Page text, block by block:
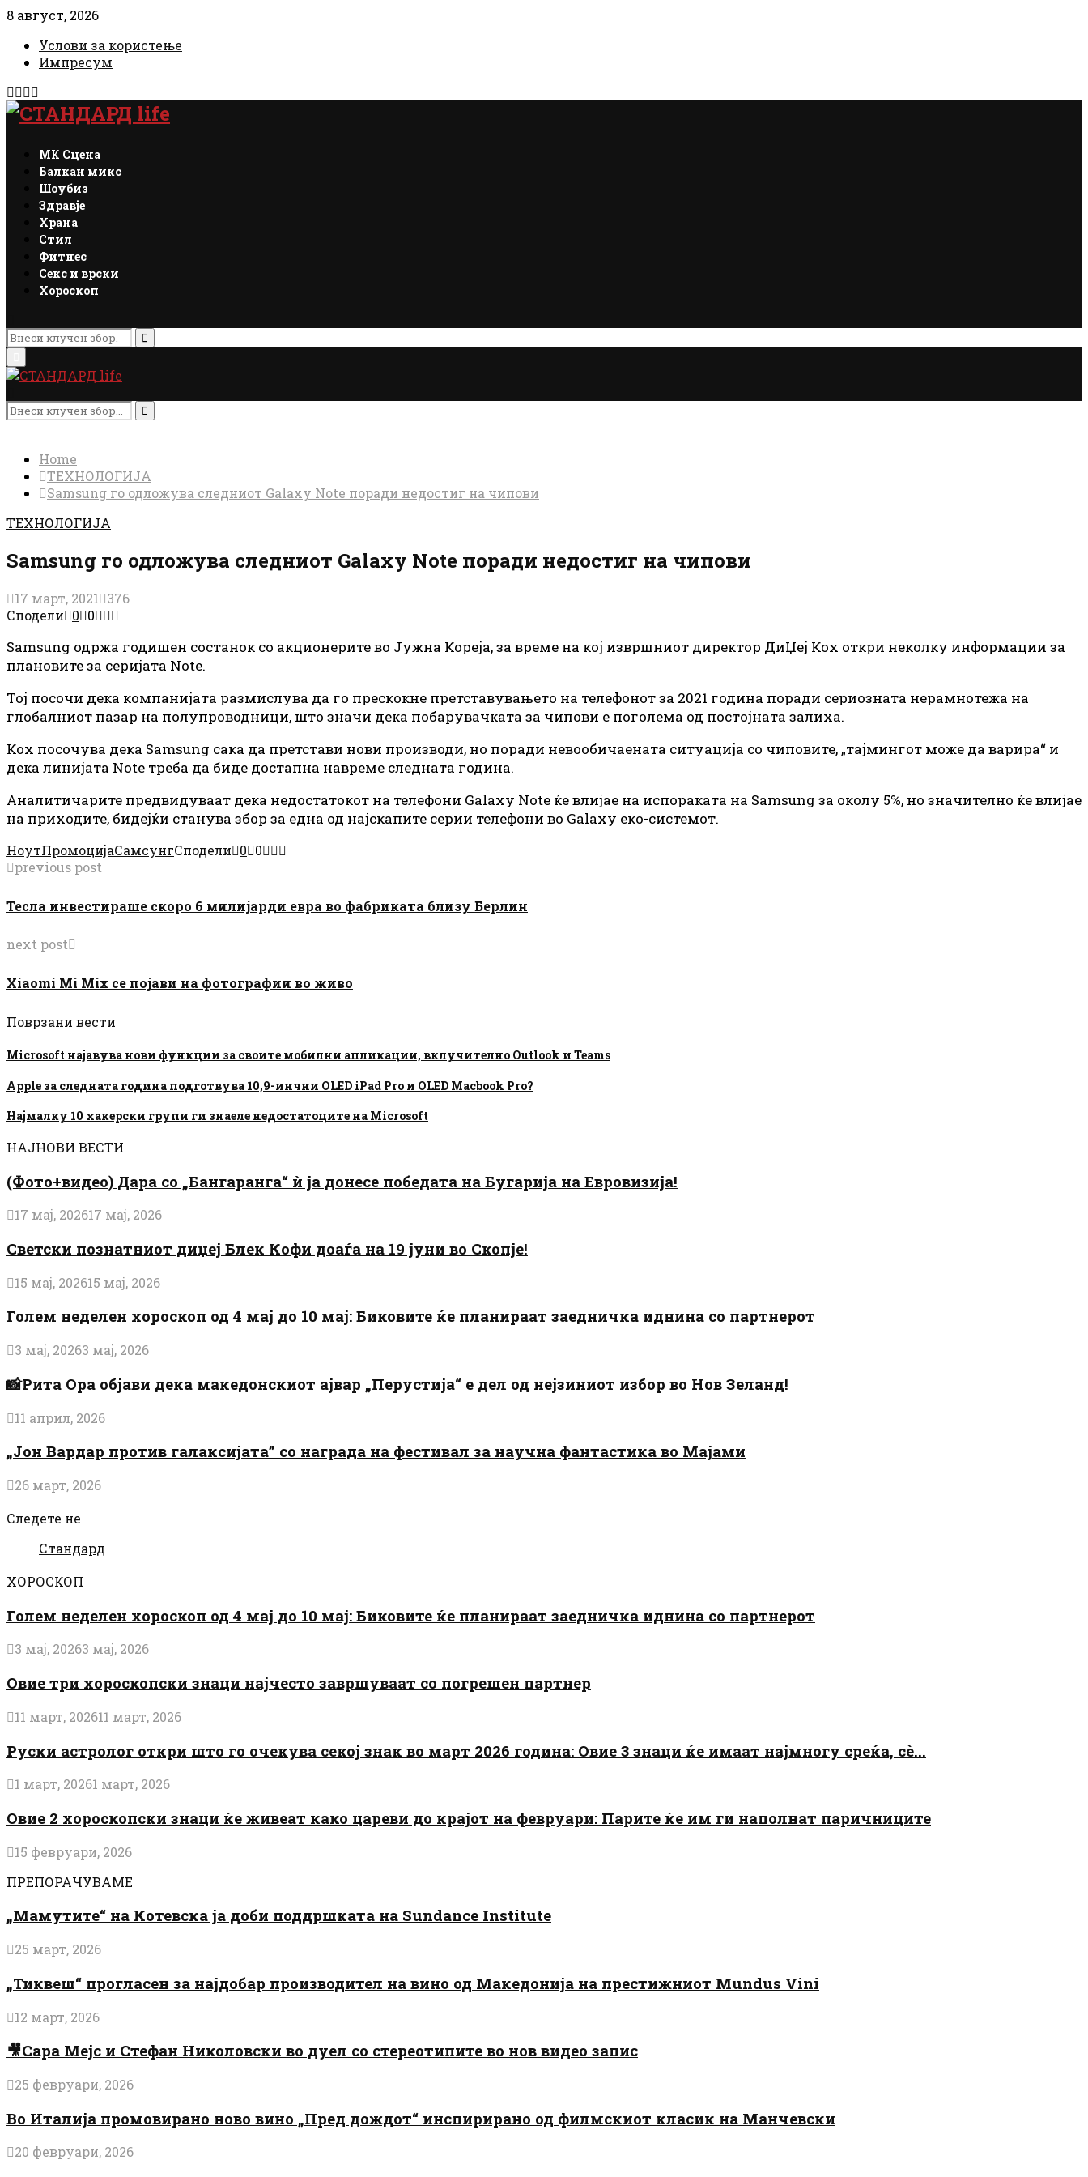
8 август, 2026
Услови за користење
Импресум
Facebook
Instagram
Email
МК Сцена
Балкан микс
Шоубиз
Здравје
Храна
Стил
Фитнес
Секс и врски
Хороскоп
Search
for:
Search
Menu
Search
for:
Search
Home
ТЕХНОЛОГИЈА
Samsung го одложува следниот Galaxy Note поради недостиг на чипови
ТЕХНОЛОГИЈА
Samsung го одложува следниот Galaxy Note поради недостиг на чипови
17 март, 2021
376
Сподели 0 0
Samsung одржа годишен состанок со акционерите во Јужна Кореја, за време на кој извршниот директор ДиЏеј Кох откри неколку информации за
плановите за серијата Note.
Тој посочи дека компанијата размислува да го прескокне претставувањето на телефонот за 2021 година поради сериозната нерамнотежа на
глобалниот пазар на полупроводници, што значи дека побарувачката за чипови е поголема од постојната залиха.
Кох посочува дека Samsung сака да претстави нови производи, но поради невообичаената ситуација со чиповите, „тајмингот може да варира“ и
дека линијата Note треба да биде достапна навреме следната година.
Аналитичарите предвидуваат дека недостатокот на телефони Galaxy Note ќе влијае на испораката на Samsung за околу 5%, но значително ќе влијае
на приходите, бидејќи станува збор за една од најскапите серии телефони во Galaxy еко-системот.
НоутПромоцијаСамсунгСподели 0 0
previous post
Тесла инвестираше скоро 6 милијарди евра во фабриката близу Берлин
next post
Xiaomi Mi Mix се појави на фотографии во живо
Поврзани вести
Microsoft најавува нови функции за своите мобилни апликации, вклучително Outlook и Teams
Apple за следната година подготвува 10,9-инчни OLED iPad Pro и OLED Macbook Pro?
Најмалку 10 хакерски групи ги знаеле недостатоците на Microsoft
НАЈНОВИ ВЕСТИ
(Фото+видео) Дара со „Бангаранга“ ѝ ја донесе победата на Бугарија на Евровизија!
17 мај, 202617 мај, 2026
Светски познатниот диџеј Блек Кофи доаѓа на 19 јуни во Скопје!
15 мај, 202615 мај, 2026
Голем неделен хороскоп од 4 мај до 10 мај: Биковите ќе планираат заедничка иднина со партнерот
3 мај, 20263 мај, 2026
📸Рита Ора објави дека македонскиот ајвар „Перустија“ е дел од нејзиниот избор во Нов Зеланд!
11 април, 2026
„Јон Вардар против галаксијата” со награда на фестивал за научна фантастика во Мајами
26 март, 2026
Следете не
Стандард
ХОРОСКОП
Голем неделен хороскоп од 4 мај до 10 мај: Биковите ќе планираат заедничка иднина со партнерот
3 мај, 20263 мај, 2026
Овие три хороскопски знаци најчесто завршуваат со погрешен партнер
11 март, 202611 март, 2026
Руски астролог откри што го очекува секој знак во март 2026 година: Овие 3 знаци ќе имаат најмногу среќа, сè...
1 март, 20261 март, 2026
Овие 2 хороскопски знаци ќе живеат како цареви до крајот на февруари: Парите ќе им ги наполнат паричниците
15 февруари, 2026
ПРЕПОРАЧУВАМЕ
„Мамутите“ на Котевска ја доби поддршката на Sundance Institute
25 март, 2026
„Тиквеш“ прогласен за најдобар производител на вино од Македонија на престижниот Mundus Vini
12 март, 2026
🎥Сара Мејс и Стефан Николовски во дуел со стереотипите во нов видео запис
25 февруари, 2026
Во Италија промовирано ново вино „Пред дождот“ инспирирано од филмскиот класик на Манчевски
20 февруари, 2026